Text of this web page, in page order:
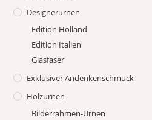
Designerurnen
Edition Holland
Edition Italien
Glasfaser
Exklusiver Andenkenschmuck
Holzurnen
Bilderrahmen-Urnen